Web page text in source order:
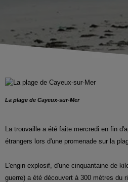
La plage de Cayeux-sur-Mer
La trouvaille a été faite mercredi en fin
étrangers lors d'une promenade sur la
L'engin explosif, d'une cinquantaine de
guerre) a été découvert à 300 mètres du